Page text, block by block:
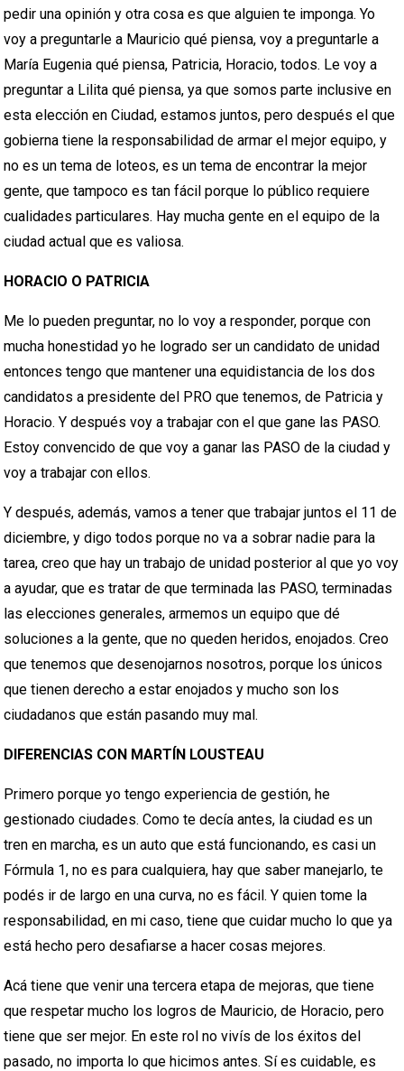
pedir una opinión y otra cosa es que alguien te imponga. Yo
voy a preguntarle a Mauricio qué piensa, voy a preguntarle a
María Eugenia qué piensa, Patricia, Horacio, todos. Le voy a
preguntar a Lilita qué piensa, ya que somos parte inclusive en
esta elección en Ciudad, estamos juntos, pero después el que
gobierna tiene la responsabilidad de armar el mejor equipo, y
no es un tema de loteos, es un tema de encontrar la mejor
gente, que tampoco es tan fácil porque lo público requiere
cualidades particulares. Hay mucha gente en el equipo de la
ciudad actual que es valiosa.
HORACIO O PATRICIA
Me lo pueden preguntar, no lo voy a responder, porque con
mucha honestidad yo he logrado ser un candidato de unidad
entonces tengo que mantener una equidistancia de los dos
candidatos a presidente del PRO que tenemos, de Patricia y
Horacio. Y después voy a trabajar con el que gane las PASO.
Estoy convencido de que voy a ganar las PASO de la ciudad y
voy a trabajar con ellos.
Y después, además, vamos a tener que trabajar juntos el 11 de
diciembre, y digo todos porque no va a sobrar nadie para la
tarea, creo que hay un trabajo de unidad posterior al que yo voy
a ayudar, que es tratar de que terminada las PASO, terminadas
las elecciones generales, armemos un equipo que dé
soluciones a la gente, que no queden heridos, enojados. Creo
que tenemos que desenojarnos nosotros, porque los únicos
que tienen derecho a estar enojados y mucho son los
ciudadanos que están pasando muy mal.
DIFERENCIAS CON MARTÍN LOUSTEAU
Primero porque yo tengo experiencia de gestión, he
gestionado ciudades. Como te decía antes, la ciudad es un
tren en marcha, es un auto que está funcionando, es casi un
Fórmula 1, no es para cualquiera, hay que saber manejarlo, te
podés ir de largo en una curva, no es fácil. Y quien tome la
responsabilidad, en mi caso, tiene que cuidar mucho lo que ya
está hecho pero desafiarse a hacer cosas mejores.
Acá tiene que venir una tercera etapa de mejoras, que tiene
que respetar mucho los logros de Mauricio, de Horacio, pero
tiene que ser mejor. En este rol no vivís de los éxitos del
pasado, no importa lo que hicimos antes. Sí es cuidable, es